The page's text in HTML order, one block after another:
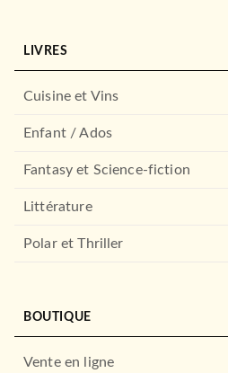
LIVRES
Cuisine et Vins
Enfant / Ados
Fantasy et Science-fiction
Littérature
Polar et Thriller
BOUTIQUE
Vente en ligne